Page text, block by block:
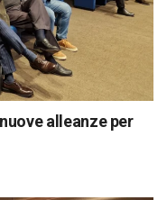
alleanze per